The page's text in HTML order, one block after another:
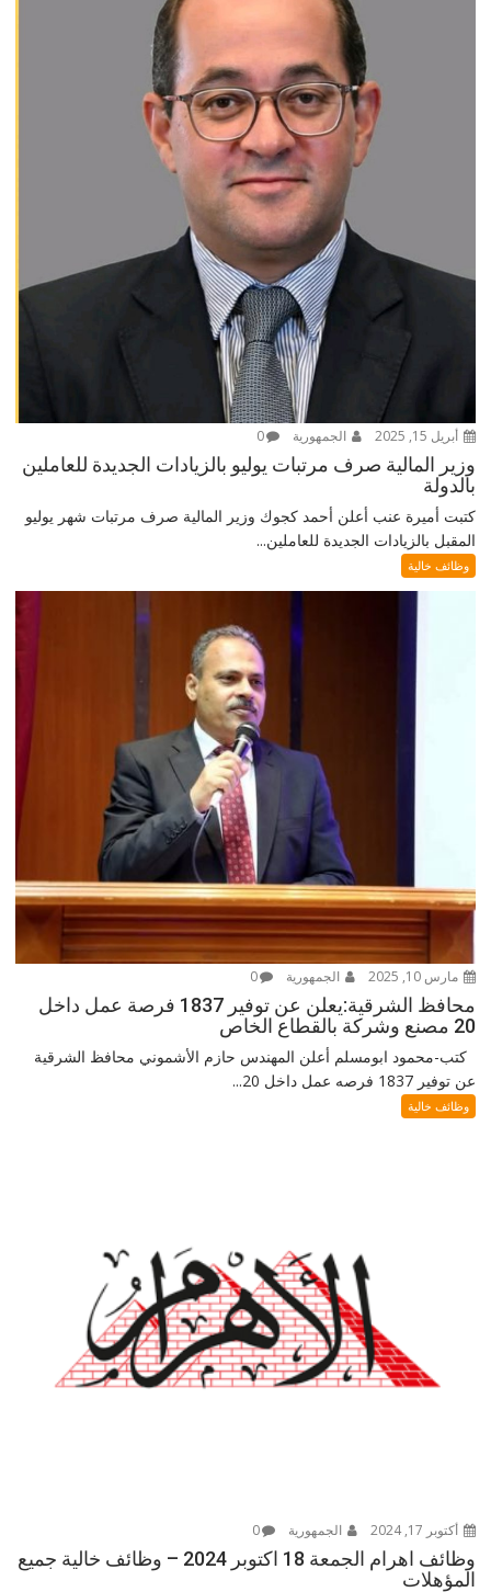
أبريل 15, 2025 الجمهورية 0
وزير المالية صرف مرتبات يوليو بالزيادات الجديدة للعاملين
بالدولة
كتبت أميرة عنب أعلن أحمد كجوك وزير المالية صرف مرتبات شهر يوليو
المقبل بالزيادات الجديدة للعاملين...
وظائف خالية
مارس 10, 2025 الجمهورية 0
محافظ الشرقية:يعلن عن توفير 1837 فرصة عمل داخل
20 مصنع وشركة بالقطاع الخاص
كتب-محمود ابومسلم أعلن المهندس حازم الأشموني محافظ الشرقية
عن توفير 1837 فرصه عمل داخل 20...
وظائف خالية
أكتوبر 17, 2024 الجمهورية 0
وظائف اهرام الجمعة 18 اكتوبر 2024 – وظائف خالية جميع
المؤهلات